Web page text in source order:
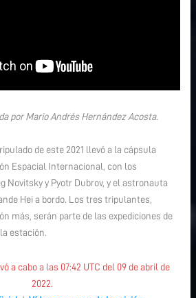
por Mario Andrés Hernández Acosta.
de este 2021 llevó a la cápsula
Espacial Internacional, con los
Novitsky y Pyotr Dubrov, y el astronauta
Hei a bordo. Los tres tripulantes,
más, serán parte de las expediciones de
estación.
a cabo a las 07:42 UTC del 09 de abril de
2022.